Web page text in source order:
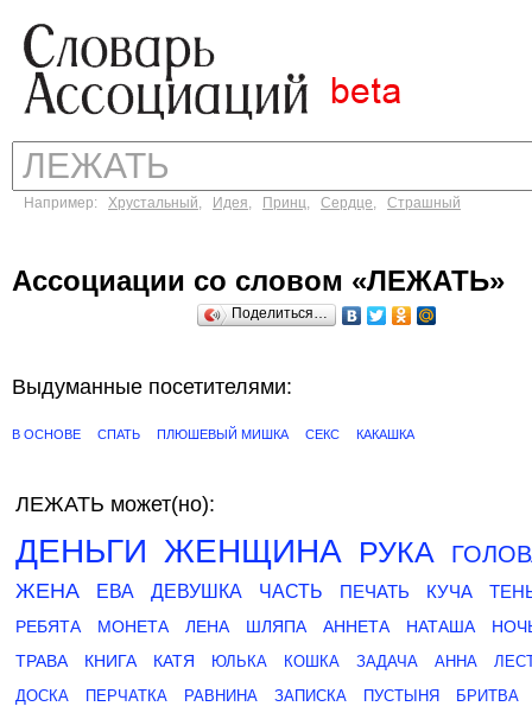
Например: Хрустальный, Идея, Принц, Сердце, Страшный
Ассоциации со словом «ЛЕЖАТЬ»
Поделиться…
Выдуманные посетителями:
В ОСНОВЕ СПАТЬ ПЛЮШЕВЫЙ МИШКА СЕКС КАКАШКА
ЛЕЖАТЬ может(но):
ДЕНЬГИ ЖЕНЩИНА РУКА
ЖЕНА ЕВА ДЕВУШКА ЧАСТЬ ПЕЧАТЬ КУЧА
РЕБЯТА МОНЕТА ЛЕНА ШЛЯПА АННЕТА НАТАША
ТРАВА
КНИГА КАТЯ ЮЛЬКА КОШКА ЗАДАЧА АННА
ДОСКА
ПЕРЧАТКА РАВНИНА ЗАПИСКА ПУСТЫНЯ БРИТВА